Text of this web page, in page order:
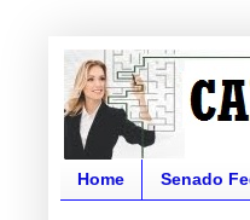
Home Senado